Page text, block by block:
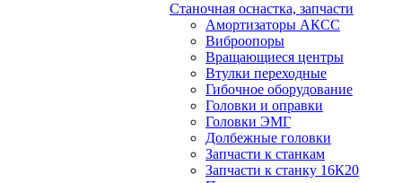
Станочная оснастка, запчасти
Амортизаторы АКСС
Виброопоры
Вращающиеся центры
Втулки переходные
Гибочное оборудование
Головки и оправки
Головки ЭМГ
Долбежные головки
Запчасти к станкам
Запчасти к станку 16К20